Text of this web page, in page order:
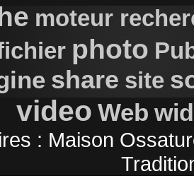
moteur
photo
share site
video Web
: Maison